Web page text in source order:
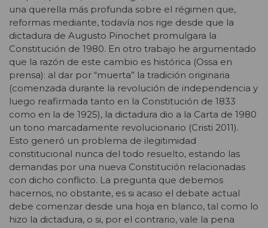
una querella más profunda sobre el régimen que,
reformas mediante, todavía nos rige desde que la
dictadura de Augusto Pinochet promulgara la
Constitución de 1980. En otro trabajo he argumentado
que la razón de este cambio es histórica (Ossa en
prensa): al dar por “muerta” la tradición originaria
(comenzada durante la revolución de independencia y
luego reafirmada tanto en la Constitución de 1833
como en la de 1925), la dictadura dio a la Carta de 1980
un tono marcadamente revolucionario (Cristi 2011).
Esto generó un problema de ilegitimidad
constitucional nunca del todo resuelto, estando las
demandas por una nueva Constitución relacionadas
con dicho conflicto. La pregunta que debemos
hacernos, no obstante, es si acaso el debate actual
debe comenzar desde una hoja en blanco, tal como lo
hizo la dictadura, o si, por el contrario, vale la pena